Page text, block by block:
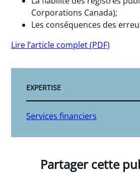
Corporations Canada);
Les conséquences des
Lire l’article complet (PDF)
EXPERTISE
Services financiers
Partager cette